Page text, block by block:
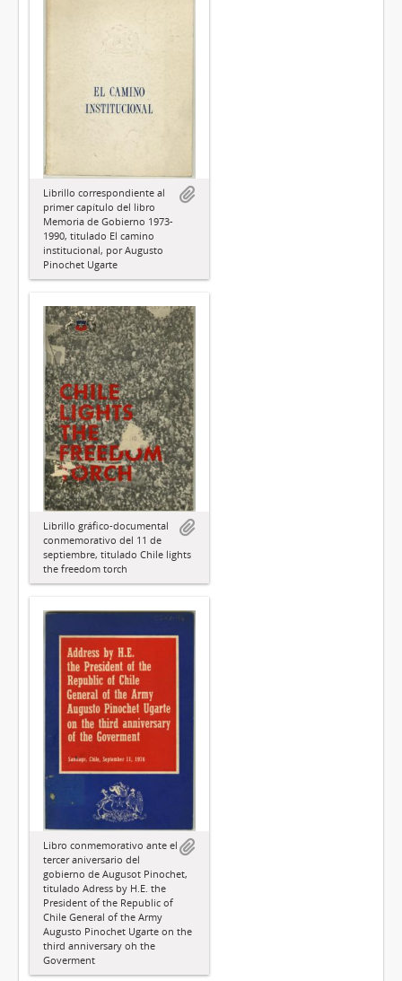
Librillo correspondiente al
primer capítulo del libro
Memoria de Gobierno 1973-
1990, titulado El camino
institucional, por Augusto
Pinochet Ugarte
Librillo gráfico-documental
conmemorativo del 11 de
septiembre, titulado Chile lights
the freedom torch
Libro conmemorativo ante el
tercer aniversario del
gobierno de Augusot Pinochet,
titulado Adress by H.E. the
President of the Republic of
Chile General of the Army
Augusto Pinochet Ugarte on the
third anniversary oh the
Goverment